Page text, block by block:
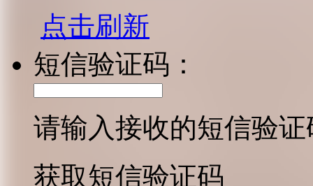
点击刷新
短信验证码：
请输入接收的短信验证
获取短信验证码